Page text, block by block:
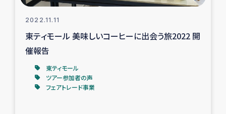
2022.11.11
東ティモール 美味しいコーヒーに出会う旅2022 開
催報告
東ティモール
ツアー参加者の声
フェアトレード事業